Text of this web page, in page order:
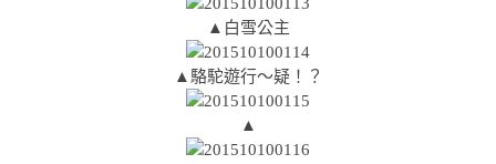
▲白雪公主
▲駱駝遊行～疑！？
▲